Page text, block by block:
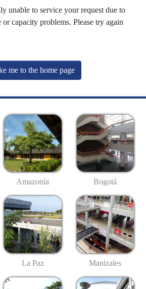
unable to service your request due to
capacity problems. Please try again
me to the home page
Amazonía Bogotá
La Paz Manizales